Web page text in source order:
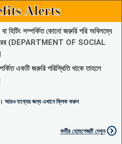
Alerts
হিটিং সম্পর্কিত কোনো জরুরি পরি অবিলম্বে
(DEPARTMENT OF SOCIAL
একটি জরুরি পরিস্থিতি থাকে তাহলে
আরও তথ্যের জন্য এখানে ক্লিক করুন
কর্মীর হোমপেজটি দেখুন